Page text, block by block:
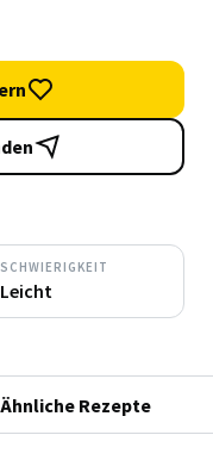
SCHWIERIGKEIT
Leicht
Ähnliche Rezepte